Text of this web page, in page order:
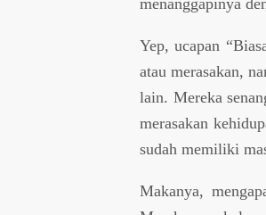
menanggapinya
Yep, ucapan
atau merasakan,
lain. Mereka
merasakan
sudah memiliki
Makanya,